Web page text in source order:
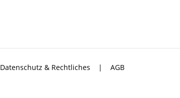
Datenschutz & Rechtliches AGB